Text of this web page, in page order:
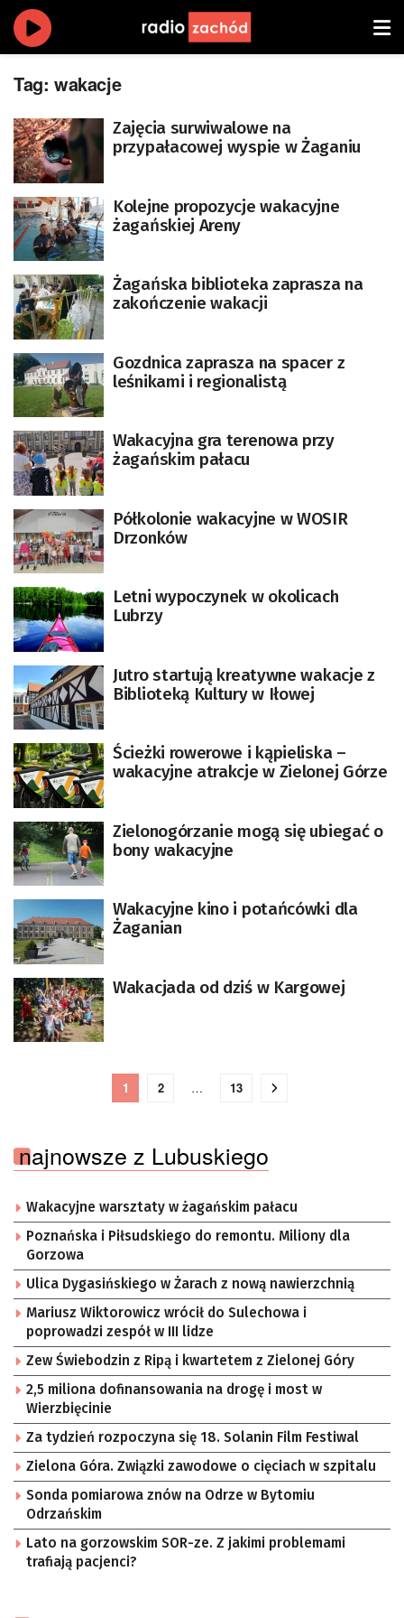
Tag: wakacje
Zajęcia surwiwalowe na
przypałacowej wyspie w Żaganiu
Kolejne propozycje wakacyjne
żagańskiej Areny
Żagańska biblioteka zaprasza na
zakończenie wakacji
Gozdnica zaprasza na spacer z
leśnikami i regionalistą
Wakacyjna gra terenowa przy
żagańskim pałacu
Półkolonie wakacyjne w WOSIR
Drzonków
Letni wypoczynek w okolicach
Lubrzy
Jutro startują kreatywne wakacje z
Biblioteką Kultury w Iłowej
Ścieżki rowerowe i kąpieliska –
wakacyjne atrakcje w Zielonej Górze
Zielonogórzanie mogą się ubiegać o
bony wakacyjne
Wakacyjne kino i potańcówki dla
Żaganian
Wakacjada od dziś w Kargowej
1 2 … 13
najnowsze z Lubuskiego
Wakacyjne warsztaty w żagańskim pałacu
Poznańska i Piłsudskiego do remontu. Miliony dla
Gorzowa
Ulica Dygasińskiego w Żarach z nową nawierzchnią
Mariusz Wiktorowicz wrócił do Sulechowa i
poprowadzi zespół w III lidze
Zew Świebodzin z Ripą i kwartetem z Zielonej Góry
2,5 miliona dofinansowania na drogę i most w
Wierzbięcinie
Za tydzień rozpoczyna się 18. Solanin Film Festiwal
Zielona Góra. Związki zawodowe o cięciach w szpitalu
Sonda pomiarowa znów na Odrze w Bytomiu
Odrzańskim
Lato na gorzowskim SOR-ze. Z jakimi problemami
trafiają pacjenci?